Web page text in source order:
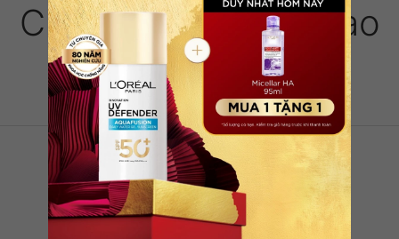
Chưa có đánh giá nào
Viết đánh giá
5 sao
4 sao
3 sao